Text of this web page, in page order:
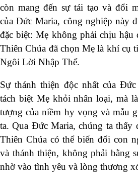
còn mang đến sự tái tạo và đổi
của Đức Maria, công nghiệp này
đặc biệt: Mẹ không phải chịu hậu
Thiên Chúa đã chọn Mẹ là khí cụ
Ngôi Lời Nhập Thể.
Sự thánh thiện độc nhất của
tách biệt Mẹ khỏi nhân loại, mà
tượng của niềm hy vọng và mẫu
ta. Qua Đức Maria, chúng ta thấy
Thiên Chúa có thể biến đổi con
và thánh thiện, không phải bằng
nhờ vào tình yêu và lòng thương